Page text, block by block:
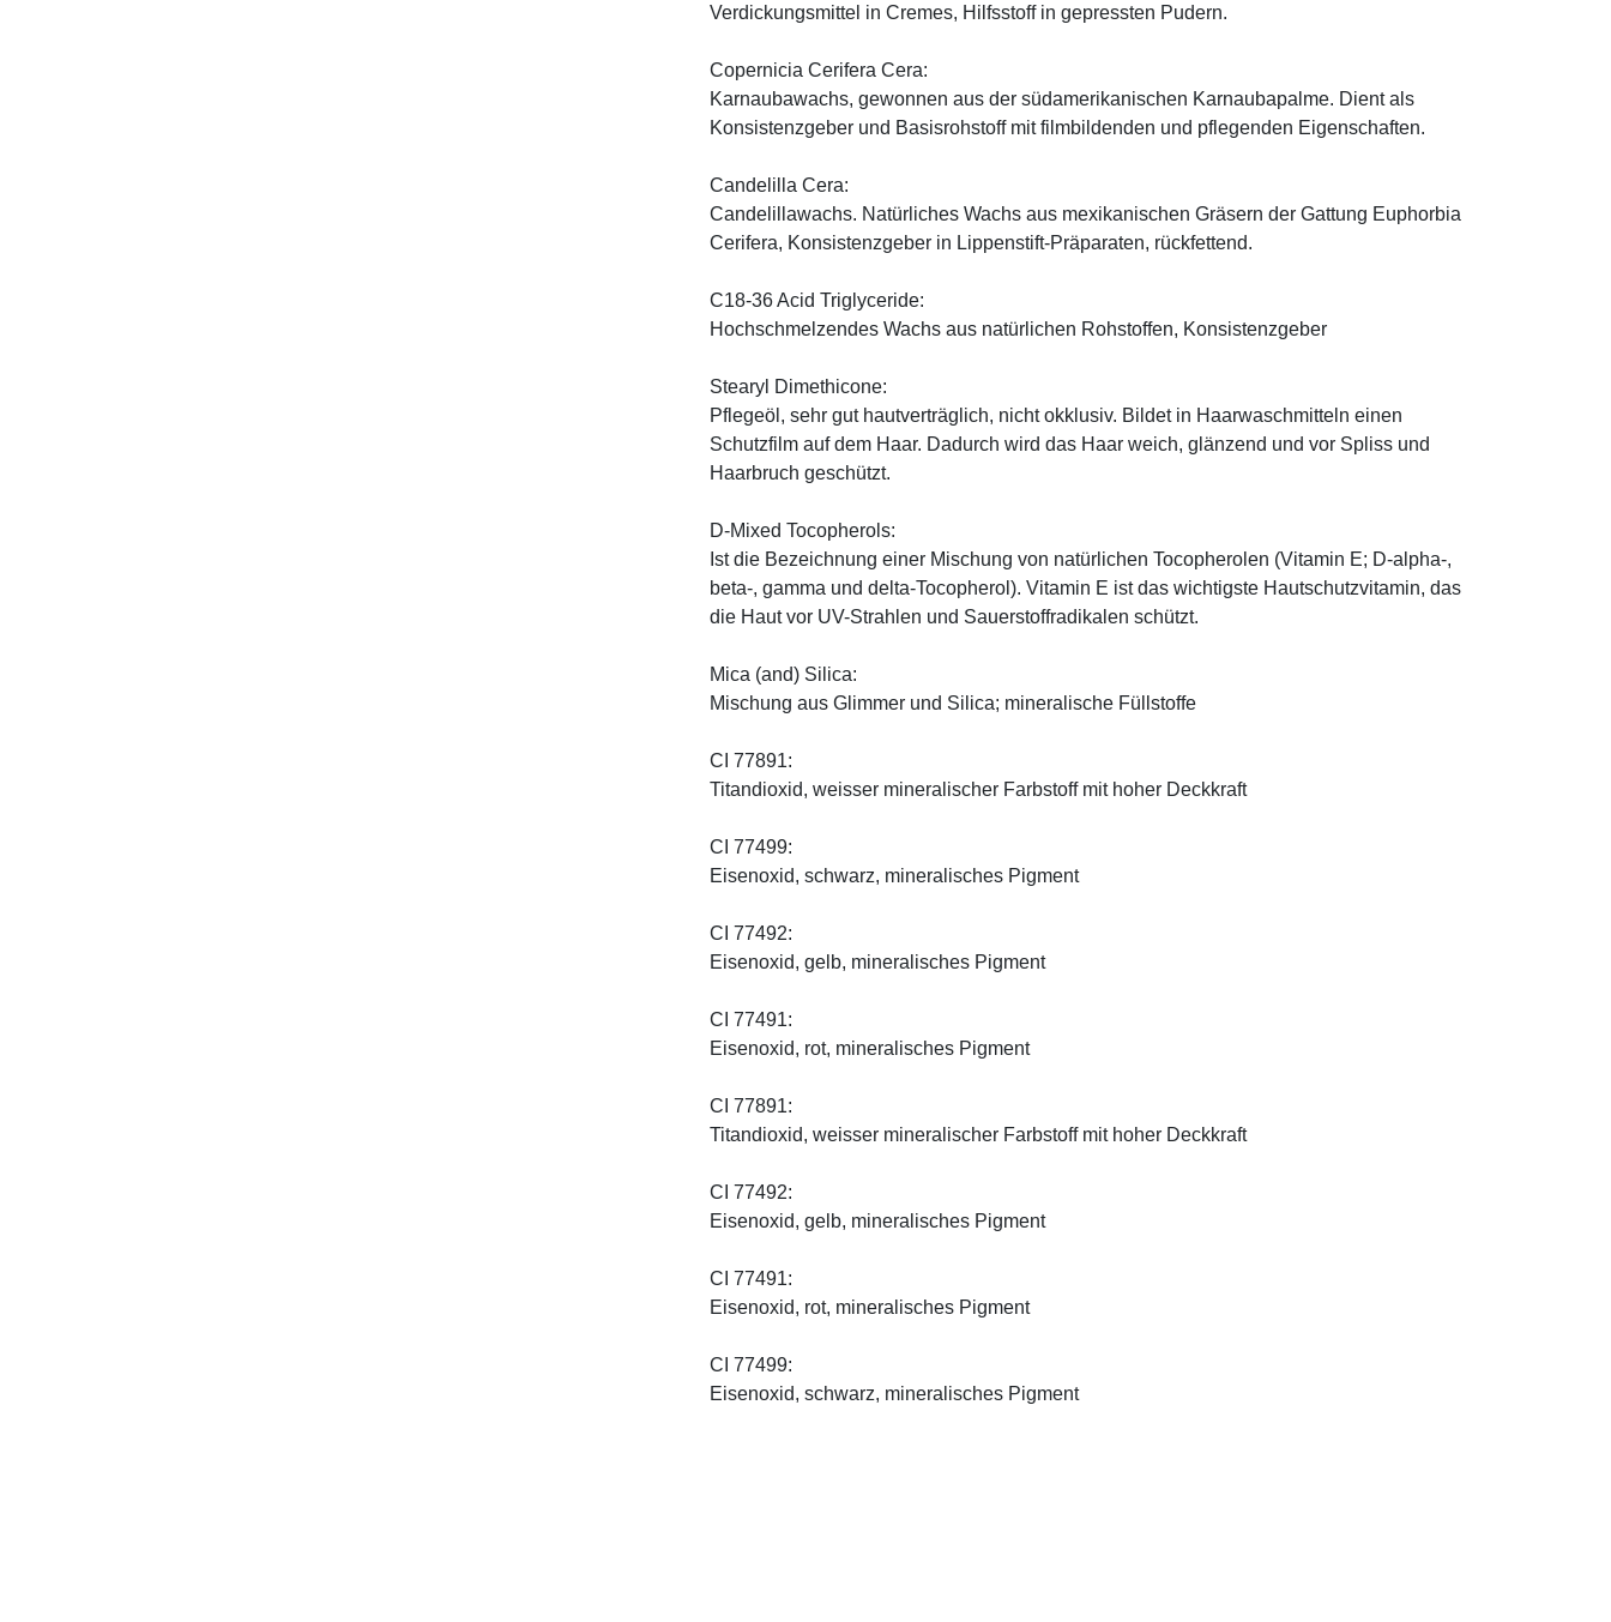
Verdickungsmittel in Cremes, Hilfsstoff in gepressten Pudern.
Copernicia Cerifera Cera:
Karnaubawachs, gewonnen aus der südamerikanischen Karnaubapalme. Dient als
Konsistenzgeber und Basisrohstoff mit filmbildenden und pflegenden Eigenschaften.
Candelilla Cera:
Candelillawachs. Natürliches Wachs aus mexikanischen Gräsern der Gattung Euphorbia
Cerifera, Konsistenzgeber in Lippenstift-Präparaten, rückfettend.
C18-36 Acid Triglyceride:
Hochschmelzendes Wachs aus natürlichen Rohstoffen, Konsistenzgeber
Stearyl Dimethicone:
Pflegeöl, sehr gut hautverträglich, nicht okklusiv. Bildet in Haarwaschmitteln einen
Schutzfilm auf dem Haar. Dadurch wird das Haar weich, glänzend und vor Spliss und
Haarbruch geschützt.
D-Mixed Tocopherols:
Ist die Bezeichnung einer Mischung von natürlichen Tocopherolen (Vitamin E; D-alpha-,
beta-, gamma und delta-Tocopherol). Vitamin E ist das wichtigste Hautschutzvitamin, das
die Haut vor UV-Strahlen und Sauerstoffradikalen schützt.
Mica (and) Silica:
Mischung aus Glimmer und Silica; mineralische Füllstoffe
CI 77891:
Titandioxid, weisser mineralischer Farbstoff mit hoher Deckkraft
CI 77499:
Eisenoxid, schwarz, mineralisches Pigment
CI 77492:
Eisenoxid, gelb, mineralisches Pigment
CI 77491:
Eisenoxid, rot, mineralisches Pigment
CI 77891:
Titandioxid, weisser mineralischer Farbstoff mit hoher Deckkraft
CI 77492:
Eisenoxid, gelb, mineralisches Pigment
CI 77491:
Eisenoxid, rot, mineralisches Pigment
CI 77499:
Eisenoxid, schwarz, mineralisches Pigment